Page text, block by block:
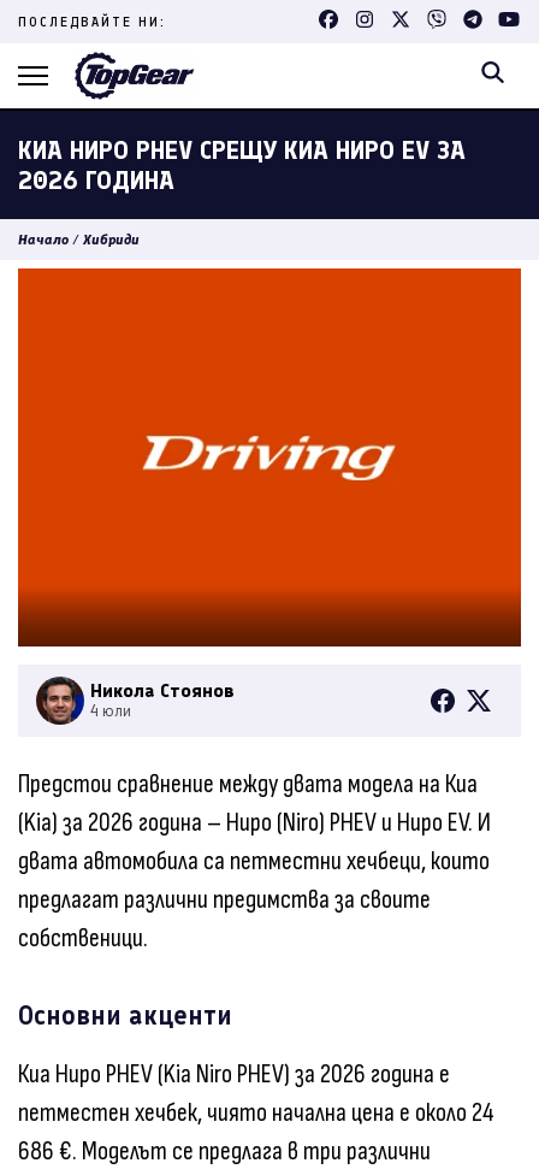
Skip
content
ПОСЛЕДВАЙТЕ НИ:
КИА НИРО PHEV СРЕЩУ КИА НИРО EV ЗА
2026 ГОДИНА
Начало / Хибриди
Никола Стоянов
4 юли
Предстои сравнение между двата модела на Киа
(Kia) за 2026 година – Ниро (Niro) PHEV и Ниро EV. И
двата автомобила са петместни хечбеци, които
предлагат различни предимства за своите
собственици.
Основни акценти
Киа Ниро PHEV (Kia Niro PHEV) за 2026 година е
петместен хечбек, чиято начална цена е около 24
686 €. Моделът се предлага в три различни